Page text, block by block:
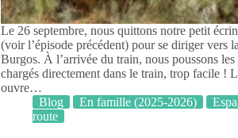
Le 26 septembre, nous quittons notre petit
(voir l’épisode précédent) pour se diriger vers
Burgos. À l’arrivée du train, nous poussons les
chargés directement dans le train, trop facile !
ouvre…
Blog
En famille (2025-2026)
route